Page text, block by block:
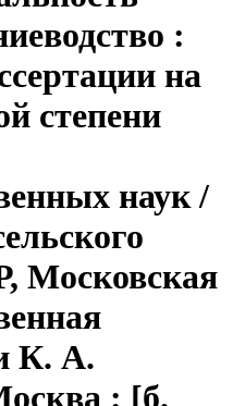
:
на
степени
наук /
Московская
К. А.
: [б.